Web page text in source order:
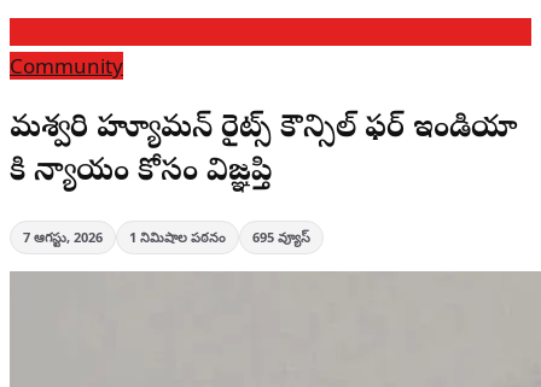
Community
మహేశ్వరి హ్యూమన్ రైట్స్ కౌన్సిల్ ఫర్ ఇండియా
కి న్యాయం కోసం విజ్ఞప్తి
7 ఆగస్టు, 2026 1 నిమిషాల పఠనం 695 వ్యూస్